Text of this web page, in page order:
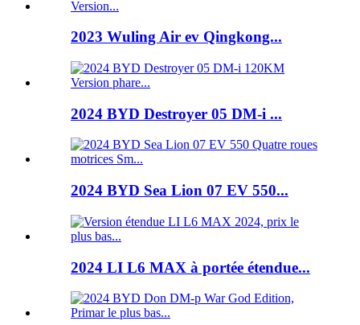
2023 Wuling Air ev Qingkong...
2024 BYD Destroyer 05 DM-i ...
2024 BYD Sea Lion 07 EV 550...
2024 LI L6 MAX à portée étendue...